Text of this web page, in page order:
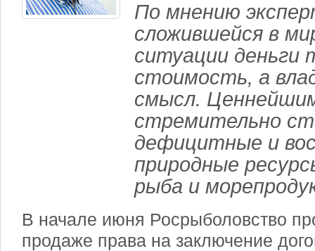
По мнению
сложившейся в
ситуации
стоимость, а
смысл.
стремительно
дефицитные и
природные
рыба и
В начале июня Росрыболовство
продаже права на заключение